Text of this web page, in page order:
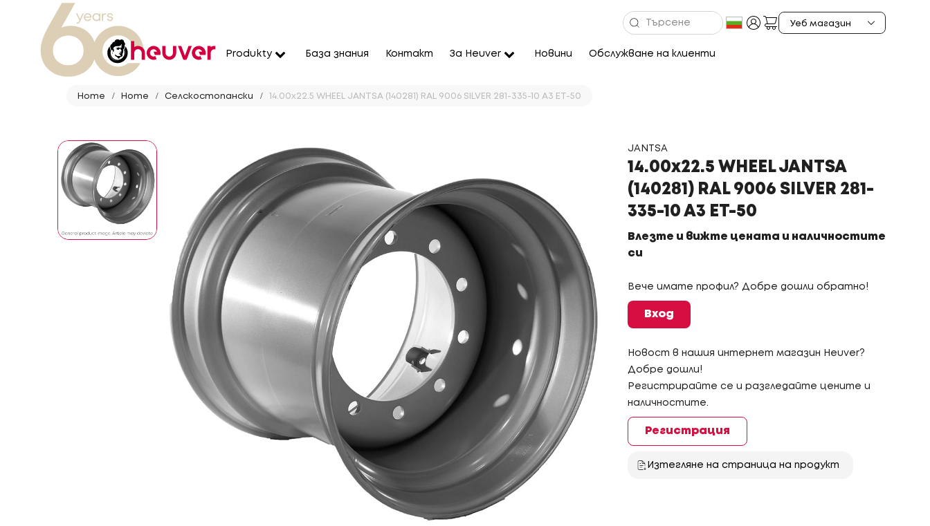
Produkty База знания Контакт За Heuver Новини Обслужване на клиенти
Home Home Селскостопански 14.00x22.5 WHEEL JANTSA (140281) RAL 9006 SILVER 281-335-10 A3 ET-50
JANTSA
14.00x22.5 WHEEL JANTSA
(140281) RAL 9006 SILVER 281-
335-10 A3 ET-50
Влезте и вижте цената и наличностите
си
Вече имате профил? Добре дошли обратно!
Вход
Новост в нашия интернет магазин Heuver?
Добре дошли!
Регистрирайте се и разгледайте цените и
наличностите.
Регистрация
Изтегляне на страница на продукт